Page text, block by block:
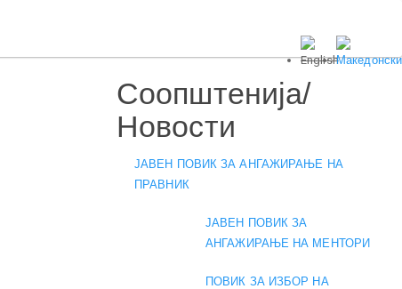
Соопштенија/
Новости
ЈАВЕН ПОВИК ЗА АНГАЖИРАЊЕ НА
ПРАВНИК
ЈАВЕН ПОВИК ЗА
АНГАЖИРАЊЕ НА МЕНТОРИ
ПОВИК ЗА ИЗБОР НА